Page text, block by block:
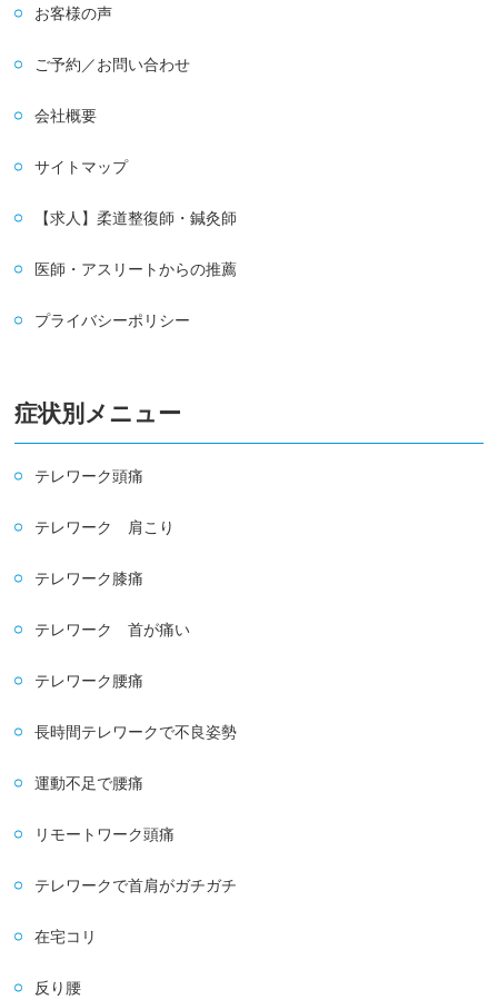
お客様の声
ご予約／お問い合わせ
会社概要
サイトマップ
【求人】柔道整復師・鍼灸師
医師・アスリートからの推薦
プライバシーポリシー
症状別メニュー
テレワーク頭痛
テレワーク 肩こり
テレワーク膝痛
テレワーク 首が痛い
テレワーク腰痛
長時間テレワークで不良姿勢
運動不足で腰痛
リモートワーク頭痛
テレワークで首肩がガチガチ
在宅コリ
反り腰